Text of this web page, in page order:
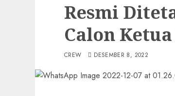
Resmi
Calon
CREW DESEMBER 8, 2022